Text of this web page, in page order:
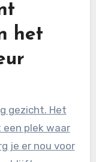
het
plek waar
je er nou voor